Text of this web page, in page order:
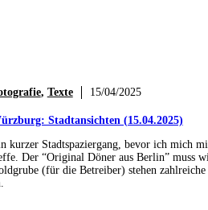
, Texte 15/04/2025
Stadtansichten (15.04.2025)
kurzer Stadtspaziergang, bevor ich mich
Der “Original Döner aus Berlin” muss
(für die Betreiber) stehen zahlreiche